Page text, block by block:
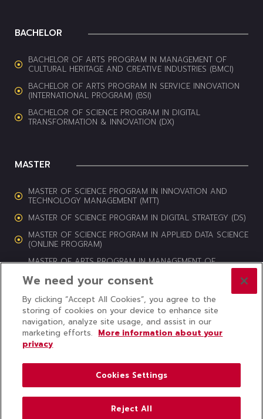
BACHELOR
BACHELOR OF ARTS PROGRAM IN MANAGEMENT OF
CULTURAL HERITAGE AND CREATIVE INDUSTRIES (BMCI)
BACHELOR OF ARTS PROGRAM IN SERVICE INNOVATION
(INTERNATIONAL PROGRAM) (BSI)
BACHELOR OF SCIENCE PROGRAM IN DIGITAL
TRANSFORMATION & INNOVATION (DX)
MASTER
MASTER OF SCIENCE PROGRAM IN INNOVATION AND
TECHNOLOGY MANAGEMENT (MTT)
MASTER OF SCIENCE PROGRAM IN DIGITAL STRATEGY (DS)
MASTER OF SCIENCE PROGRAM IN APPLIED DATA SCIENCE
(ONLINE PROGRAM)
MASTER OF ARTS PROGRAM IN MANAGEMENT OF
© 2024 COLLEGE OF INNOVATION, THAMMASAT UNIVERSITY ALL
RIGHTS RESERVED
Subscribe to CITU News
We need your consent
By clicking “Accept All Cookies”, you agree to the
storing of cookies on your device to enhance site
navigation, analyze site usage, and assist in our
marketing efforts. More information about your
privacy
Cookies Settings
Reject All